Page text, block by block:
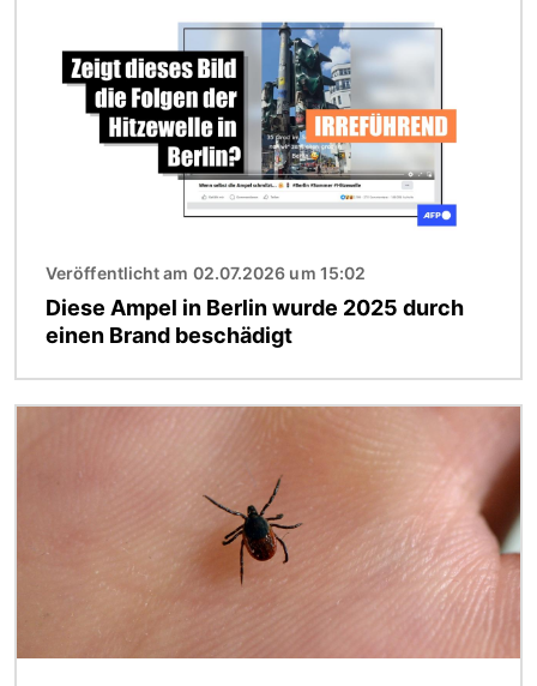
Veröffentlicht am 02.07.2026 um 15:02
Diese Ampel in Berlin wurde 2025 durch
einen Brand beschädigt